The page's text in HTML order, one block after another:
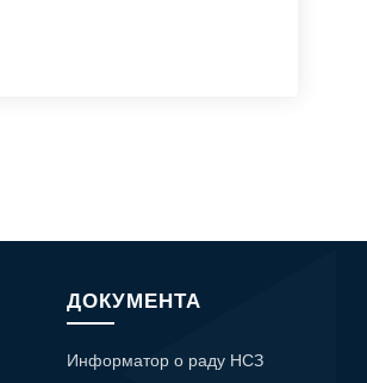
ДОКУМЕНТА
Информатор о раду НСЗ